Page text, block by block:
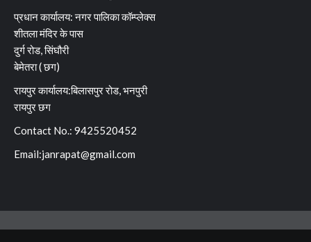
प्रधान कार्यालय: नगर पालिका कॉम्प्लेक्स
शीतला मंदिर के पास
दुर्ग रोड, सिंघौरी
बेमेतरा ( छग)
रायपुर कार्यालय:बिलासपुर रोड, भनपुरी
रायपुर छग
Contact No.: 9425520452
Email:janrapat@gmail.com